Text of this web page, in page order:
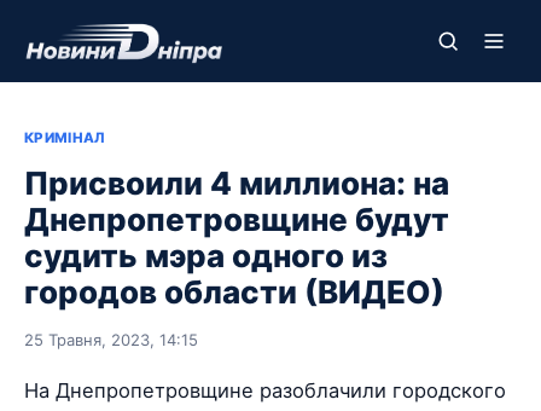
КРИМІНАЛ
Присвоили 4 миллиона: на
Днепропетровщине будут
судить мэра одного из
городов области (ВИДЕО)
25 Травня, 2023, 14:15
На Днепропетровщине разоблачили городского